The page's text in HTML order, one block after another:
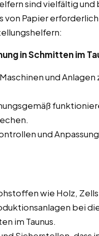
sind vielfältig und
Papier erforderlich
in Schmitten im
und Anlagen
und
wie Holz,
bei
im Taunus.